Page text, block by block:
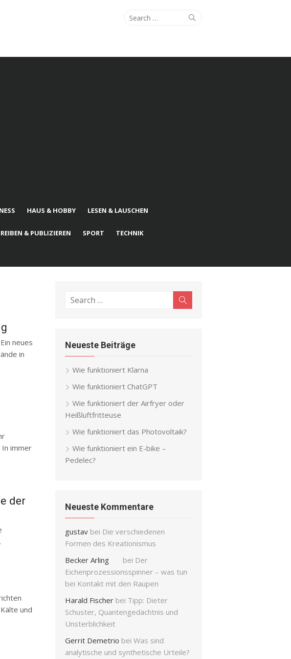
Search
Search
HAUS & HOBBY LESEN & LAUSCHEN
& PUBLIZIEREN SPORT TECHNIK
neues
in
immer
der
und
Search
Neueste Beiträge
Wie funktioniert Klarna
Wie funktioniert ChatGPT
Wie funktioniert der Airfryer oder
Heißluftfritteuse
Wie funktioniert das Photovoltaik?
Wie funktioniert ein E-bike –
Pedelec?
Neueste Kommentare
gustav bei Die verschiedenen
Formen des Kreationismus
Becker Arling
bei Der
Eichenprozessionsspinner – was tun
bei Kontakt mit den Raupen
Harald Fischer bei Tipp: Dieter
Schuster, Quantengedächtnis und
Unsterblichkeit
Gerrit Demetrio bei Was sind
analytische und synthetische Urteile?